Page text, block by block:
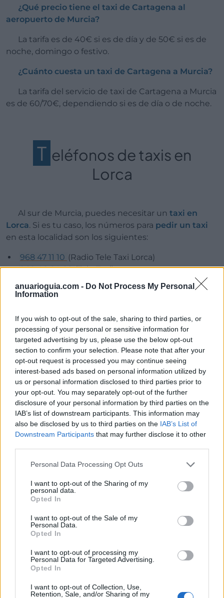
anuarioguia.com - Do Not Process My Personal
Information
If you wish to opt-out of the sale, sharing to third parties, or
processing of your personal or sensitive information for
targeted advertising by us, please use the below opt-out
section to confirm your selection. Please note that after your
opt-out request is processed you may continue seeing
interest-based ads based on personal information utilized by
us or personal information disclosed to third parties prior to
your opt-out. You may separately opt-out of the further
disclosure of your personal information by third parties on the
IAB’s list of downstream participants. This information may
also be disclosed by us to third parties on the IAB’s List of
Downstream Participants that may further disclose it to other
Personal Data Processing Opt Outs
I want to opt-out of the Sharing of my
personal data.
Opted In
I want to opt-out of the Sale of my
Personal Data.
Opted In
I want to opt-out of processing my
Personal Data for Targeted Advertising.
Opted In
I want to opt-out of Collection, Use,
Retention, Sale, and/or Sharing of my
¿Qué precio tiene el taxi de Cartagena al
aeropuerto de Murcia?
La tarifa es de 40€ si es de día y de 50€ si es de
noche, domingo o festivo.
¿Cuánto cuesta un taxi de Cartagena a Murcia?
La tarifa del servicio de taxi de Cartagena a Murcia
es de 60/70€, dependiendo si es de día o de noche.
T eléfonos de taxis en
Lorca
Al sur de Murcia, puedes necesitar un taxi en
Lorca. Si es tu caso, los números para pedir un taxi
en esta localidad son los siguientes:
968 47 11 10 (Radio Tele Taxi Lorca)
968 46 64 66(Tele-Taxi)
610 44 37 76
(Eurotaxi lorca)
968 44 11 47
T axis en Torre de Pacheco
Siguiendo con la zona sur, también encontramos a la
población deTorre de Pacheco. Si tienes que
a un taxien este municipio, puedes marcar los
siguientes números:
868 91 66 11(Radio Taxi Torre Pacheco)
Para ir deTorre Pacheco al aeropuerto de Murcia
viceversa puedes llamar al659 818 756
N úmeros de teléfonos de
taxis en Águilas
En este municipio situado alsuroeste de Murcia